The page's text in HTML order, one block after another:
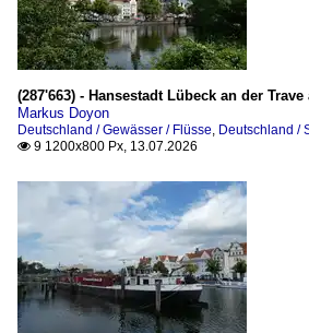
(287'663) - Hansestadt Lübeck an der
Markus Doyon
Deutschland / Gewässer / Flüsse, Deutschland /
 9 1200x800 Px, 13.07.2026